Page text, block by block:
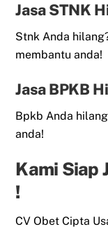
Jasa STNK
Stnk Anda
membantu anda!
Jasa BPKB
Bpkb Anda
anda!
Kami Siap
!
CV Obet Cipta